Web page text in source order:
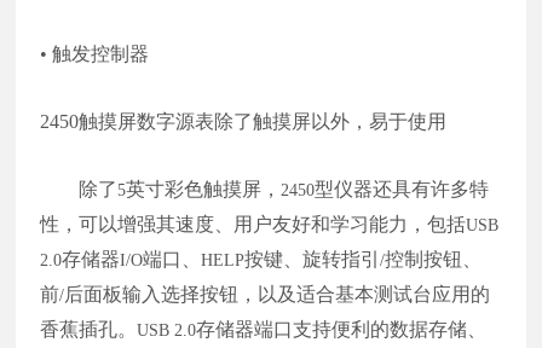
• 触发控制器
2450触摸屏数字源表除了触摸屏以外，易于使用
除了5英寸彩色触摸屏， 2450型仪器还具有许多特
性，可以增强其速度、用户友好和学习能力，包括USB
2.0存储器I/O端口、HELP按键、旋转指引/控制按钮、
前/后面板输入选择按钮，以及适合基本测试台应用的
香蕉插孔。USB 2.0存储器端口支持便利的数据存储、